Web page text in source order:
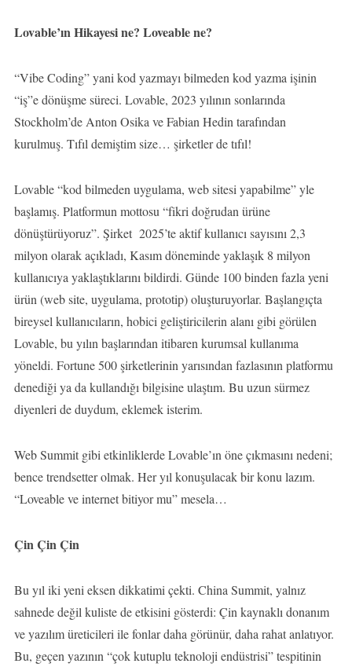
Lovable’ın Hikayesi ne? Loveable ne?
“Vibe Coding” yani kod yazmayı bilmeden kod yazma işinin
“iş”e dönüşme süreci. Lovable, 2023 yılının sonlarında
Stockholm’de Anton Osika ve Fabian Hedin tarafından
kurulmuş. Tıfıl demiştim size… şirketler de tıfıl!
Lovable “kod bilmeden uygulama, web sitesi yapabilme” yle
başlamış. Platformun mottosu “fikri doğrudan ürüne
dönüştürüyoruz”. Şirket 2025’te aktif kullanıcı sayısını 2,3
milyon olarak açıkladı, Kasım döneminde yaklaşık 8 milyon
kullanıcıya yaklaştıklarını bildirdi. Günde 100 binden fazla yeni
ürün (web site, uygulama, prototip) oluşturuyorlar. Başlangıçta
bireysel kullanıcıların, hobici geliştiricilerin alanı gibi görülen
Lovable, bu yılın başlarından itibaren kurumsal kullanıma
yöneldi. Fortune 500 şirketlerinin yarısından fazlasının platformu
denediği ya da kullandığı bilgisine ulaştım. Bu uzun sürmez
diyenleri de duydum, eklemek isterim.
Web Summit gibi etkinliklerde Lovable’ın öne çıkmasını nedeni;
bence trendsetter olmak. Her yıl konuşulacak bir konu lazım.
“Loveable ve internet bitiyor mu” mesela…
Çin Çin Çin
Bu yıl iki yeni eksen dikkatimi çekti. China Summit, yalnız
sahnede değil kuliste de etkisini gösterdi: Çin kaynaklı donanım
ve yazılım üreticileri ile fonlar daha görünür, daha rahat anlatıyor.
Bu, geçen yazının “çok kutuplu teknoloji endüstrisi” tespitinin